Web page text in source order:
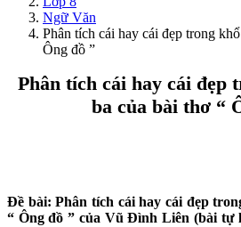
Ngữ Văn
Phân tích cái hay cái đẹp trong
Ông đồ ”
Phân tích cái hay cái đẹp
ba của bài thơ “
Đề bài: Phân tích cái hay cái đẹp
“ Ông đồ ” của Vũ Đình Liên (bài